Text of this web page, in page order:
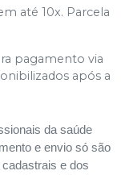
até 10x. Parcela
pagamento via
após a
da saúde
e envio só são
e dos